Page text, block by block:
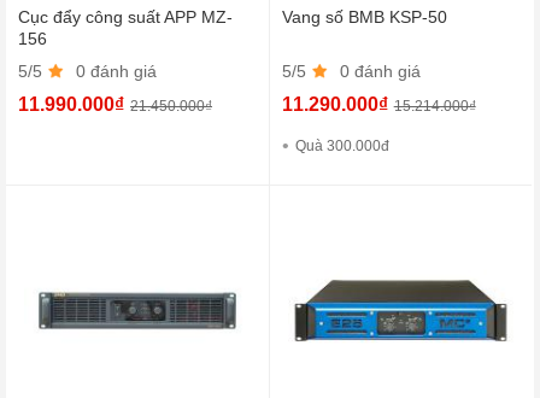
Cục đẩy công suất APP MZ-
156
5/5
0 đánh giá
11.990.000₫ 21.450.000₫
Vang số BMB KSP-50
5/5 0 đánh giá
11.290.000₫ 15.214.000₫
Quà 300.000đ